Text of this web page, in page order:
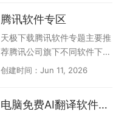
常广泛。对于从事设计工作的
人而言，熟练使用CAD软件至
关重要，可以提高工作效率，
选出的电脑专业CAD软件大
D、BIM模型、天正建筑等各
器，豆包，360安全浏览器，
2345加速浏览器等，总有一
款适合你！
片识别、智能问答、创作等
（如QQ浏览器、猎豹浏览
器、联想浏览器）；第2种：
以AI驱动的浏览器，直接告诉
答；辅助视频、音频、网页、
腾讯软件专区
天极下载腾讯软件专题主要推
荐腾讯公司旗下不同软件下载
需求，大家可以根据自己需要
家、腾讯视频、腾讯会议、Q
创建时间：Jun 11, 2026
电脑免费AI翻译软件盘点